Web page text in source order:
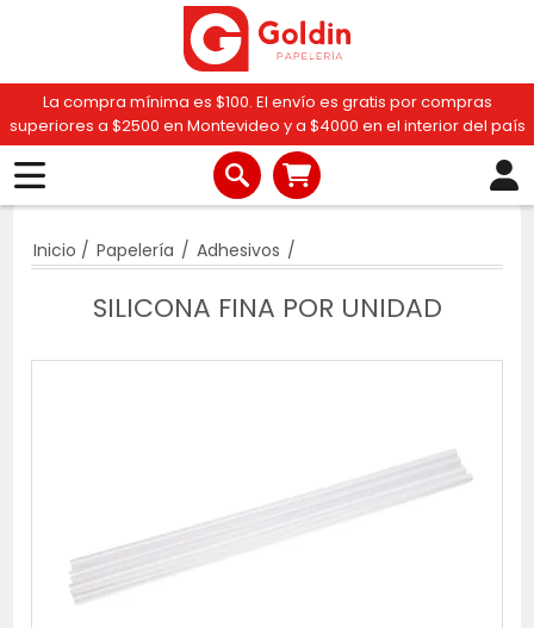
La compra mínima es $100. El envío es gratis por compras
superiores a $2500 en Montevideo y a $4000 en el interior del país
Inicio / Papelería / Adhesivos /
SILICONA FINA POR UNIDAD